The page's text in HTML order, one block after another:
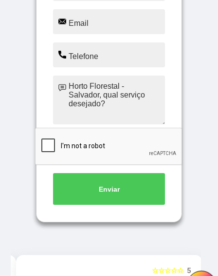
Enviar
5
☆☆☆☆☆